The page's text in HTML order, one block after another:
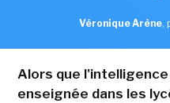
Véronique Arène,
Alors que
enseignée dans les